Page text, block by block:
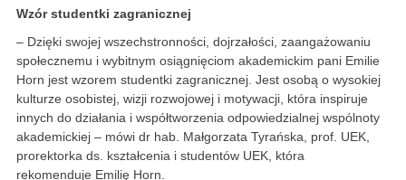
Wzór studentki zagranicznej
– Dzięki swojej wszechstronności, dojrzałości, zaangażowaniu
społecznemu i wybitnym osiągnięciom akademickim pani Emilie
Horn jest wzorem studentki zagranicznej. Jest osobą o wysokiej
kulturze osobistej, wizji rozwojowej i motywacji, która inspiruje
innych do działania i współtworzenia odpowiedzialnej wspólnoty
akademickiej – mówi dr hab. Małgorzata Tyrańska, prof. UEK,
prorektorka ds. kształcenia i studentów UEK, która
rekomenduje Emilię Horn.